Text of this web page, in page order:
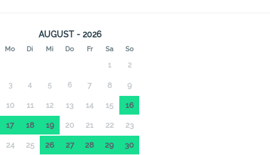
AUGUST - 2026
Mo Di Mi Do Fr Sa So
1 2
3 4 5 6 7 8 9
10 11 12 13 14 15 16
17 18 19 20 21 22 23
24 25 26 27 28 29 30